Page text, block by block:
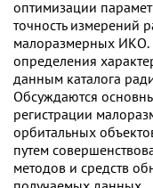
оптимизации
точность измерений
малоразмерных ИКО.
определения
данным каталога
Обсуждаются
регистрации
орбитальных
путем
методов и средств